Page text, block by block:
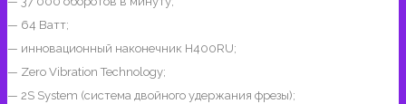
— 64 Ватт;
— инновационный наконечник H400RU;
— Zero Vibration Technology;
— 2S System (система двойного удержания фрезы);